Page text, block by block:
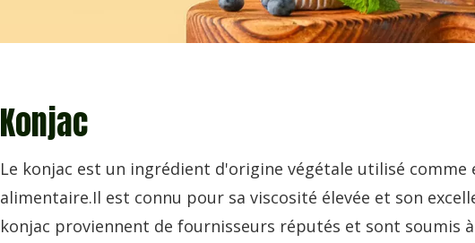
Konjac
Le konjac est un ingrédient d'origine végétale utilisé
alimentaire.Il est connu pour sa viscosité élevée et son
konjac proviennent de fournisseurs réputés et sont soumis